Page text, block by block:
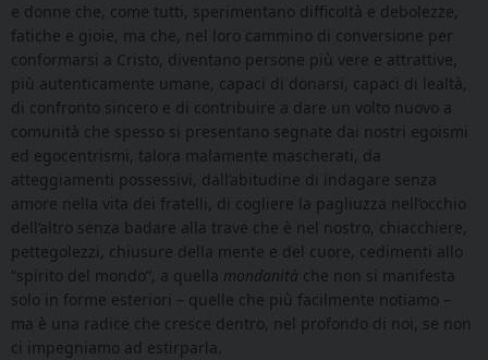
e donne che, come tutti, sperimentano difficoltà e debolezze,
fatiche e gioie, ma che, nel loro cammino di conversione per
conformarsi a Cristo, diventano persone più vere e attrattive,
più autenticamente umane, capaci di donarsi, capaci di lealtà,
di confronto sincero e di contribuire a dare un volto nuovo a
comunità che spesso si presentano segnate dai nostri egoismi
ed egocentrismi, talora malamente mascherati, da
atteggiamenti possessivi, dall’abitudine di indagare senza
amore nella vita dei fratelli, di cogliere la pagliuzza nell’occhio
dell’altro senza badare alla trave che è nel nostro, chiacchiere,
pettegolezzi, chiusure della mente e del cuore, cedimenti allo
“spirito del mondo”, a quella mondanità che non si manifesta
solo in forme esteriori – quelle che più facilmente notiamo –
ma è una radice che cresce dentro, nel profondo di noi, se non
ci impegniamo ad estirparla.